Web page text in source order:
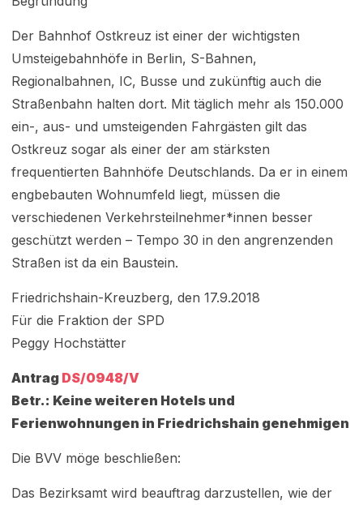
Der Bahnhof Ostkreuz ist einer der wichtigsten
Umsteigebahnhöfe in Berlin, S-Bahnen,
Regionalbahnen, IC, Busse und zukünftig auch die
Straßenbahn halten dort. Mit täglich mehr als 150.000
ein-, aus- und umsteigenden Fahrgästen gilt das
Ostkreuz sogar als einer der am stärksten
frequentierten Bahnhöfe Deutschlands. Da er in einem
engbebauten Wohnumfeld liegt, müssen die
verschiedenen Verkehrsteilnehmer*innen besser
geschützt werden – Tempo 30 in den angrenzenden
Straßen ist da ein Baustein.
Friedrichshain-Kreuzberg, den 17.9.2018
Für die Fraktion der SPD
Peggy Hochstätter
Antrag DS/0948/V
Betr.: Keine weiteren Hotels und
Ferienwohnungen in Friedrichshain genehmigen
Die BVV möge beschließen:
Das Bezirksamt wird beauftrag darzustellen, wie der